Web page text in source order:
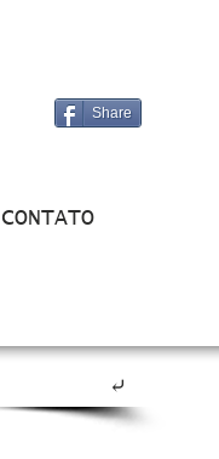
Share
CONTATO
⤶